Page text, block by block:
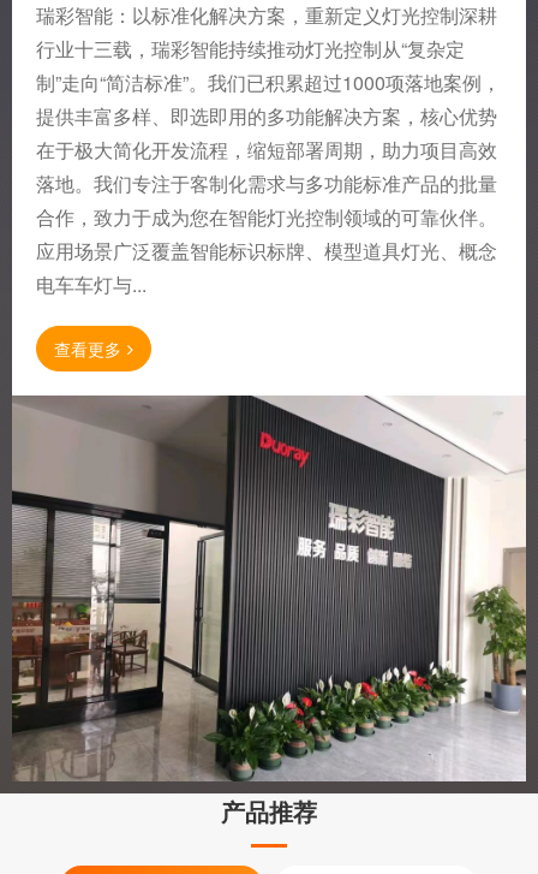
瑞彩智能：以标准化解决方案，重新定义灯光控制深耕
行业十三载，瑞彩智能持续推动灯光控制从“复杂定
制”走向“简洁标准”。我们已积累超过1000项落地案例，
提供丰富多样、即选即用的多功能解决方案，核心优势
在于极大简化开发流程，缩短部署周期，助力项目高效
落地。我们专注于客制化需求与多功能标准产品的批量
合作，致力于成为您在智能灯光控制领域的可靠伙伴。
应用场景广泛覆盖智能标识标牌、模型道具灯光、概念
电车车灯与...
查看更多
产品推荐